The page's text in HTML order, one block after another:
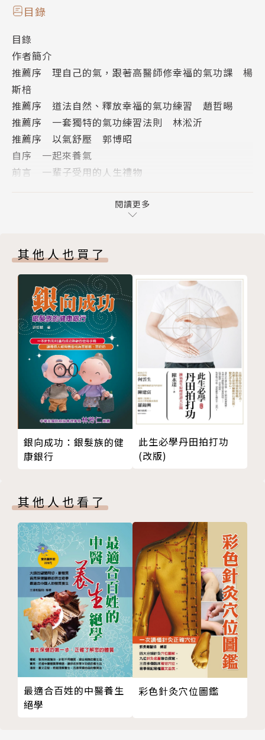
力與負面情緒，一天只要5分鐘
素，練心腎也顧肝肺，CP值最高的養生法
◆用觀想自行開啟任督二脈，暢通經絡
◆｢連接天地、陰陽結合練習」，將好磁場分享給身體
器官，並消除其中的負能量
◆找到好磁場的｢睡覺法」，教你找出最能充電的睡覺
方位
這套獨特的養氣法則，由神隱中醫高堯楷醫師親身實
證，結合多年臨床醫療實務經驗，從眾多功法裡挑選出
福｣，以身體的舒服為主。
當好氣感出現時，你將可以敏銳感受到身體的每一寸，
有任何不適都能很快察覺。當覺知提高、情緒被消化，
幸福的感覺也油然而生，並擴及與你互動的人，讓周圍
的人一起幸福。
不管你是否練過氣，閱讀本書時，你的經絡將會慢慢在
不知不覺中解開。你將不再是以前的你。透過本書簡單
但有效的方法，想到時就練習，你將親身感受到更大的
本書特色
◎簡易好練、效果強大的幸福功法
ν不必死記硬背許多功法
ν無硬性規定（可視個人身體架構調整）
ν能改變個性：懶人變勤勞，急躁者變穩重
ν不練想像，只重實相
ν練完後會有幸福、快樂、充沛感
ν改變磁場，好運跟著來
作者簡介
高堯楷
中西整合醫學碩士，右東中醫診所負責人。
目錄
目錄
作者簡介
推薦序 理自己的氣，跟著高醫師修幸福的氣功課 楊
斯棓
推薦序 道法自然、釋放幸福的氣功練習 趙哲晹
推薦序 一套獨特的氣功練習法則 林淞沂
推薦序 以氣舒壓 郭博昭
自序 一起來養氣
前言 一輩子受用的人生禮物
∣名醫教你幸福氣功∣ 先知道自己在練什麼
愈成熟的法門愈穩定
求快練錯，反削能量
◆方法對，就有好氣感
氣感不來是因為能量太低
文火與武火：好的氣與不好的氣
冷氣好還是熱氣好？因人而異！
◆肚臍採氣五分鐘，同時練心練腎
肚臍採氣法【基礎動作】
肚擠採氣法【護腎版】
肚臍採氣法【進階版】
氣功態
◆肉體消失？騰雲駕霧？意識與感覺的祕密
◆內在穩定，外在也會跟著穩
◆姿勢美不美不重要，重要的是「順勢」
◆天樁、地樁大不同，調整比例，成為你想成為的人
◆痠痛、釋放，都是為你而來！
◆懶人版地樁：老人家也能輕鬆做到
◆天樁：負面情緒，就交給老天爺吧
◆天樁功法，一招排情緒
◆有氣動不要抑制，先動後靜
◆連接天地、陰陽結合的練習法
第三章 打通任督二脈，暢通經絡又補血
∣名醫教你幸福氣功∣ 任督二脈自己開
◆論任督，先了解丹田
上丹田：與日月地球共振
閱讀更多
其他人也買了
銀向成功：銀髮族的健
康銀行
此生必學丹田拍打功
(改版)
其他人也看了
最適合百姓的中醫養生
絕學
彩色針灸穴位圖鑑